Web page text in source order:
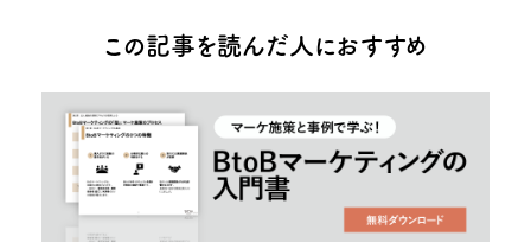
この記事を読んだ人におすすめ